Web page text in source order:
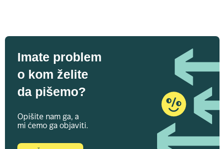
Imate problem
o kom želite
da pišemo?
Opišite nam ga, a
mi ćemo ga objaviti.